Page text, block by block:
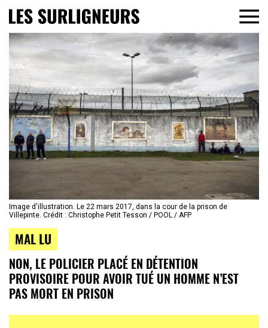
Image d'illustration. Le 22 mars 2017, dans la cour de la prison de
Villepinte. Crédit : Christophe Petit Tesson / POOL / AFP
MAL LU
NON, LE POLICIER PLACÉ EN DÉTENTION
PROVISOIRE POUR AVOIR TUÉ UN HOMME N’EST
PAS MORT EN PRISON